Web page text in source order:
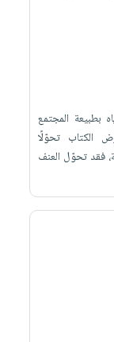
بطبيعة المجتمع
الكتاب تحوّلًا
فقد تحوّل العنف